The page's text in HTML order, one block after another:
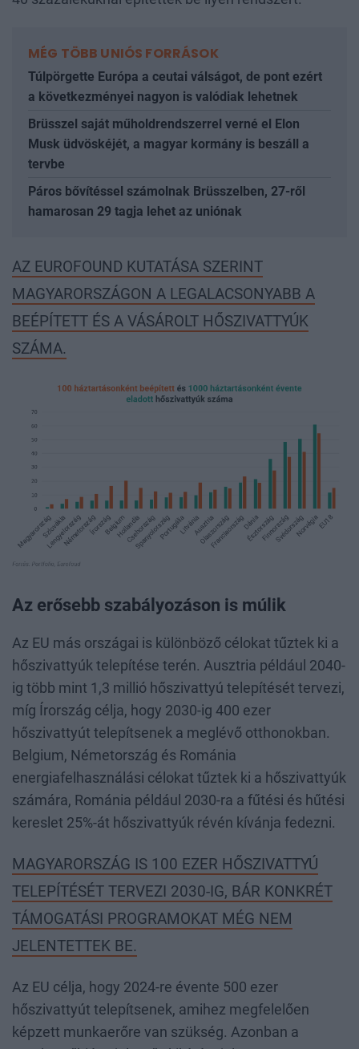
MÉG TÖBB UNIÓS FORRÁSOK
Túlpörgette Európa a ceutai válságot, de pont ezért
a következményei nagyon is valódiak lehetnek
Brüsszel saját műholdrendszerrel verné el Elon
Musk üdvöskéjét, a magyar kormány is beszáll a
tervbe
Páros bővítéssel számolnak Brüsszelben, 27-ről
hamarosan 29 tagja lehet az uniónak
AZ EUROFOUND KUTATÁSA SZERINT
MAGYARORSZÁGON A LEGALACSONYABB A
BEÉPÍTETT ÉS A VÁSÁROLT HŐSZIVATTYÚK
SZÁMA.
Az erősebb szabályozáson is múlik
Az EU más országai is különböző célokat tűztek ki a
hőszivattyúk telepítése terén. Ausztria például 2040-
ig több mint 1,3 millió hőszivattyú telepítését tervezi,
míg Írország célja, hogy 2030-ig 400 ezer
hőszivattyút telepítsenek a meglévő otthonokban.
Belgium, Németország és Románia
energiafelhasználási célokat tűztek ki a hőszivattyúk
számára, Románia például 2030-ra a fűtési és hűtési
kereslet 25%-át hőszivattyúk révén kívánja fedezni.
MAGYARORSZÁG IS 100 EZER HŐSZIVATTYÚ
TELEPÍTÉSÉT TERVEZI 2030-IG, BÁR KONKRÉT
TÁMOGATÁSI PROGRAMOKAT MÉG NEM
JELENTETTEK BE.
Az EU célja, hogy 2024-re évente 500 ezer
hőszivattyút telepítsenek, amihez megfelelően
képzett munkaerőre van szükség. Azonban a